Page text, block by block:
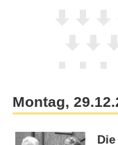
Montag,